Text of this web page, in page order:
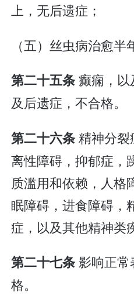
上，无后遗症；
（五）丝虫病治愈半
第二十五条癫痫，
及后遗症，不合格。
第二十六条精神分
离性障碍，抑郁症，
质滥用和依赖，人格
眠障碍，进食障碍，
症，以及其他精神类
第二十七条影响正
格。